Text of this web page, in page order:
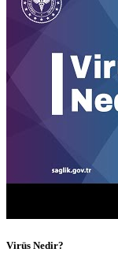
Virüs Nedir?